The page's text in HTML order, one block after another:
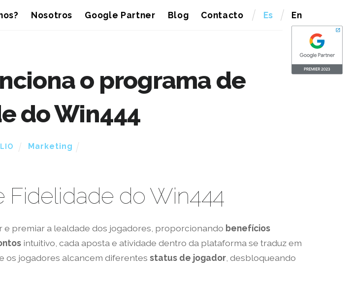
Nosotros Google Partner Blog Contacto Es En
o programa de
do Win444
Marketing
Fidelidade do Win444
premiar a lealdade dos jogadores, proporcionando benefícios
intuitivo, cada aposta e atividade dentro da plataforma se traduz em
os jogadores alcancem diferentes status de jogador, desbloqueando